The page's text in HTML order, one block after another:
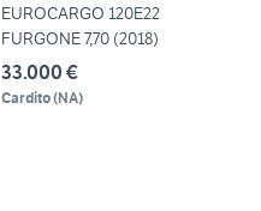
EUROCARGO 120E22
FURGONE 7,70 (2018)
33.000 €
Cardito(NA)